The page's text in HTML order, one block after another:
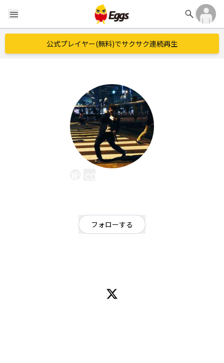
menu search
公式プレイヤー(無料)でサクサク連続再生
フォローする
gt. mao